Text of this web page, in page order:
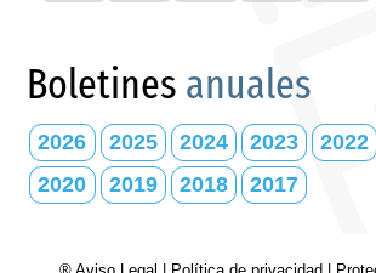
Boletines anuales
2026 2025 2024 2023 2022
2020
2019 2018 2017